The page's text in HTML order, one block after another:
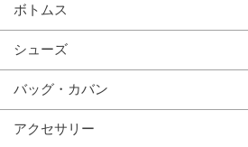
ボトムス
シューズ
バッグ・カバン
アクセサリー